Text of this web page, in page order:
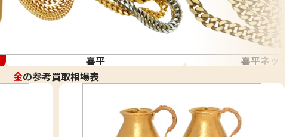
喜平
喜平ネックレス
金の参考買取相場表